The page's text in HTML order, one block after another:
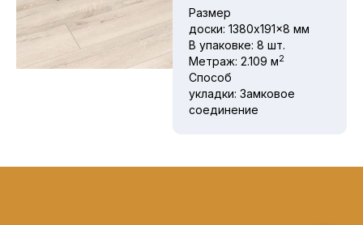
Размер
доски:1380x191x8 мм
В упаковке:8 шт.
Метраж:2.109 м2
Способ
укладки:Замковое
соединение